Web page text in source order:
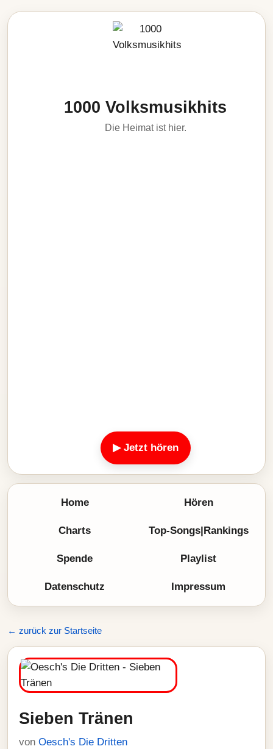
1000 Volksmusikhits
Die Heimat ist hier.
▶ Jetzt hören
Home Hören
Charts Top-Songs|Rankings
Spende Playlist
Datenschutz Impressum
← zurück zur Startseite
Sieben Tränen
von Oesch's Die Dritten